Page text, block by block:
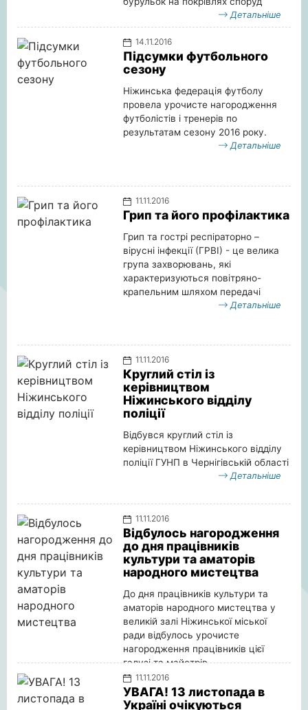
Детальніше
14.11.2016
Підсумки футбольного
сезону
Ніжинська федерація футболу
провела урочисте нагородження
футболістів і тренерів по
результатам сезону 2016 року.
Детальніше
11.11.2016
Грип та його профілактика
Грип та гострі респіраторно –
вірусні інфекції (ГРВІ) - це велика
група захворювань, які
характеризуються повітряно-
крапельним шляхом передачі
Детальніше
11.11.2016
Круглий стіл із
керівництвом
Ніжинського відділу
поліції
Відбувся круглий стіл із
керівництвом Ніжинського відділу
поліції ГУНП в Чернігівській області
Детальніше
11.11.2016
Відбулось нагородження
до дня працівників
культури та аматорів
народного мистецтва
До дня працівників культури та
аматорів народного мистецтва у
великій залі Ніжинської міської
ради відбулось урочисте
нагородження працівників цієї
галузі та майстрів.
11.11.2016
УВАГА! 13 листопада в
Україні очікуються